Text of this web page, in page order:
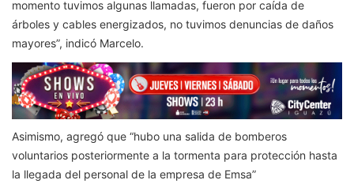
momento tuvimos algunas llamadas, fueron por caída de
árboles y cables energizados, no tuvimos denuncias de daños
mayores”, indicó Marcelo.
Asimismo, agregó que “hubo una salida de bomberos
voluntarios posteriormente a la tormenta para protección hasta
la llegada del personal de la empresa de Emsa”